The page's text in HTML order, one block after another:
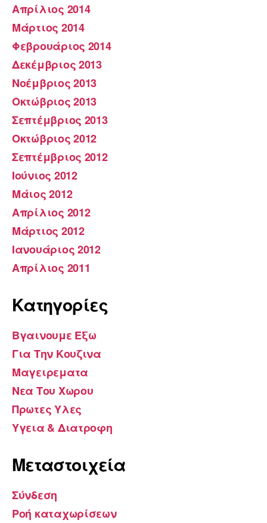
Απρίλιος 2014
Μάρτιος 2014
Φεβρουάριος 2014
Δεκέμβριος 2013
Νοέμβριος 2013
Οκτώβριος 2013
Σεπτέμβριος 2013
Οκτώβριος 2012
Σεπτέμβριος 2012
Ιούνιος 2012
Μάιος 2012
Απρίλιος 2012
Μάρτιος 2012
Ιανουάριος 2012
Απρίλιος 2011
Kατηγορίες
Βγαινουμε Εξω
Για Την Κουζινα
Μαγειρεματα
Νεα Του Χωρου
Πρωτες Υλες
Υγεια & Διατροφη
Μεταστοιχεία
Σύνδεση
Ροή καταχωρίσεων